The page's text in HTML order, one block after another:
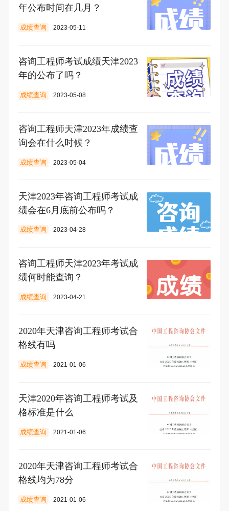
年公布时间在几月？
成绩查询 2023-05-11
咨询工程师考试成绩天津2023
年的公布了吗？
成绩查询 2023-05-08
咨询工程师天津2023年成绩查
询会在什么时候？
成绩查询 2023-05-04
天津2023年咨询工程师考试成
绩会在6月底前公布吗？
成绩查询 2023-04-28
咨询工程师天津2023年考试成
绩何时能查询？
成绩查询 2023-04-21
2020年天津咨询工程师考试合
格线有吗
成绩查询 2021-01-06
天津2020年咨询工程师考试及
格标准是什么
成绩查询 2021-01-06
2020年天津咨询工程师考试合
格线均为78分
成绩查询 2021-01-06